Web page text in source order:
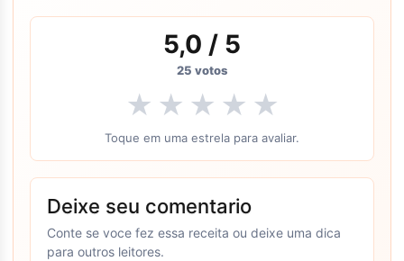
5,0 / 5
25 votos
★ ★ ★ ★ ★
Toque em uma estrela para avaliar.
Deixe seu comentario
Conte se voce fez essa receita ou deixe uma dica
para outros leitores.